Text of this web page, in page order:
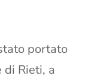
portato
di Rieti, a